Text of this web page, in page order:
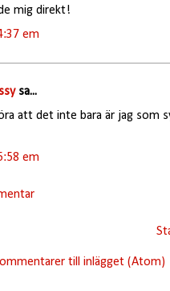
mig direkt!
em
sa...
att det inte bara är jag som
em
till inlägget (Atom)